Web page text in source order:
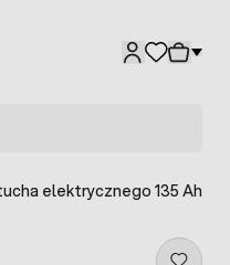
elektrycznego 135 Ah